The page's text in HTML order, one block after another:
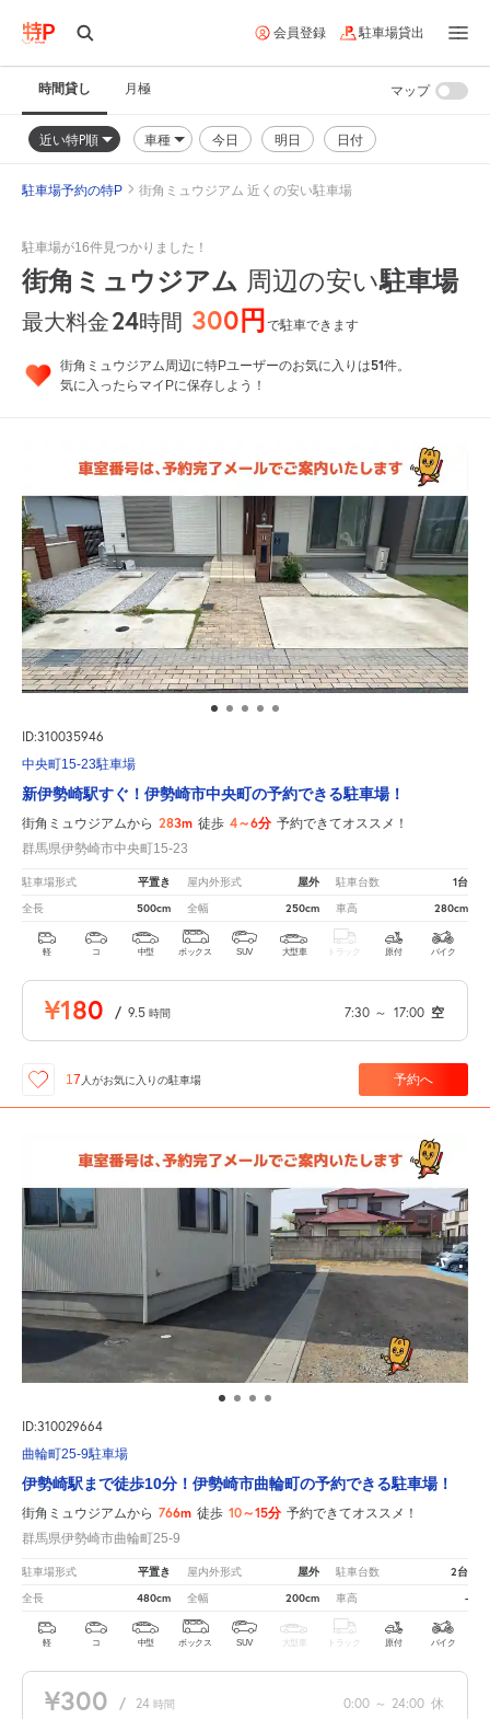
会員登録 駐車場貸出
時間貸し 月極
近い特P順 車種 今日 明日 日付
マップ
駐車場予約の特P 街角ミュウジアム 近くの安い駐車場
駐車場が16件見つかりました！
街角ミュウジアム 周辺の安い駐車場
最大料金24時間 300円で駐車できます
街角ミュウジアム周辺に特Pユーザーのお気に入りは51件。
気に入ったらマイPに保存しよう！
ID:310035946
中央町15-23駐車場
新伊勢崎駅すぐ！伊勢崎市中央町の予約できる駐車場！
街角ミュウジアムから 283m 徒歩 4～6分 予約できてオススメ！
群馬県伊勢崎市中央町15-23
駐車場形式 平置き 屋内外形式 屋外 駐車台数 1台
全長 500cm 全幅 250cm 車高 280cm
軽 コ 中型 ボックス SUV 大型車 トラック 原付 バイク
¥180 / 9.5 時間 7:30 ～ 17:00 空
17 人がお気に入りの駐車場 予約へ
ID:310029664
曲輪町25-9駐車場
伊勢崎駅まで徒歩10分！伊勢崎市曲輪町の予約できる駐車場！
街角ミュウジアムから 766m 徒歩 10～15分 予約できてオススメ！
群馬県伊勢崎市曲輪町25-9
駐車場形式 平置き 屋内外形式 屋外 駐車台数 2台
全長 480cm 全幅 200cm 車高 -
軽 コ 中型 ボックス SUV 大型車 トラック 原付 バイク
¥300 / 24 時間 0:00 ～ 24:00 休